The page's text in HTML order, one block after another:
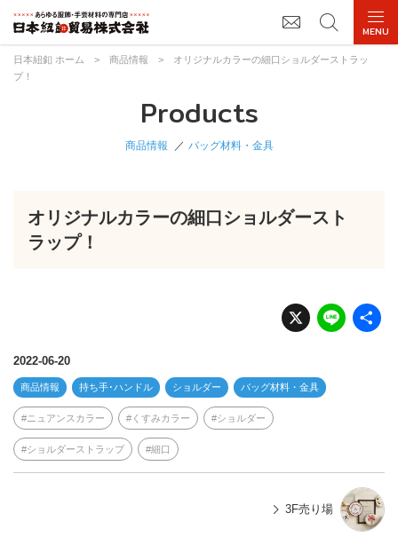
日本紐釦 ホーム > 商品情報 >
オリジナルカラーの細口ショルダーストラッ
プ！
Products
商品情報 バッグ材料・金具
オリジナルカラーの細口ショルダースト
ラップ！
X Li
n
2022-06-20
商品情報 持ち手･ハンドル ショルダー バッグ材料・金具
ニュアンスカラー くすみカラー ショルダー
ショルダーストラップ 細口
3F売り場